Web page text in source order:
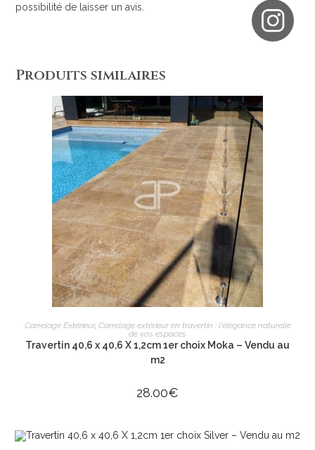
possibilité de laisser un avis.
Produits similaires
AJOUTER AU PANIER
Carrelage Extérieur, Carrelage extérieur en travertin : l'élégance naturelle
de vos espaces
Travertin 40,6 x 40,6 X 1,2cm 1er choix Moka – Vendu au
m2
28.00€